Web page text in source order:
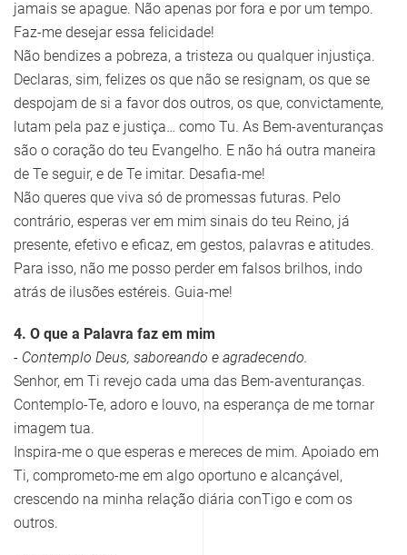
jamais se apague. Não apenas por fora e por um tempo.
Faz-me desejar essa felicidade!
Não bendizes a pobreza, a tristeza ou qualquer injustiça.
Declaras, sim, felizes os que não se resignam, os que se
despojam de si a favor dos outros, os que, convictamente,
lutam pela paz e justiça… como Tu. As Bem-aventuranças
são o coração do teu Evangelho. E não há outra maneira
de Te seguir, e de Te imitar. Desafia-me!
Não queres que viva só de promessas futuras. Pelo
contrário, esperas ver em mim sinais do teu Reino, já
presente, efetivo e eficaz, em gestos, palavras e atitudes.
Para isso, não me posso perder em falsos brilhos, indo
atrás de ilusões estéreis. Guia-me!
4. O que a Palavra faz em mim
- Contemplo Deus, saboreando e agradecendo.
Senhor, em Ti revejo cada uma das Bem-aventuranças.
Contemplo-Te, adoro e louvo, na esperança de me tornar
imagem tua.
Inspira-me o que esperas e mereces de mim. Apoiado em
Ti, comprometo-me em algo oportuno e alcançável,
crescendo na minha relação diária conTigo e com os
outros.